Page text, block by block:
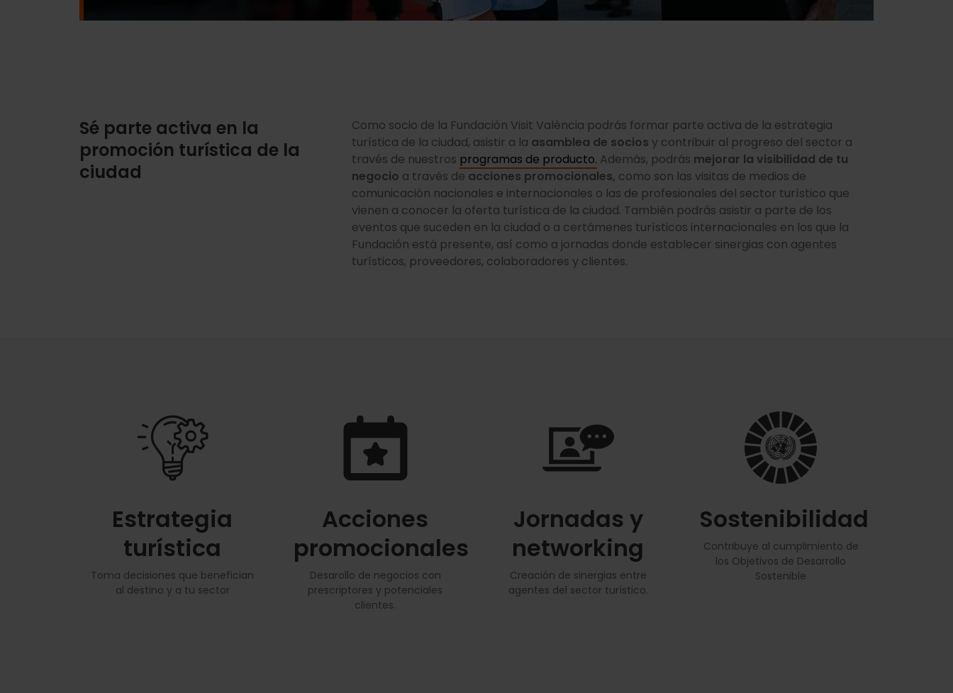
Sé parte activa en la
promoción turística de la
ciudad
Como socio de la Fundación Visit València podrás formar parte activa de la estrategia
turística de la ciudad, asistir a la asamblea de socios y contribuir al progreso del sector a
través de nuestros programas de producto. Además, podrás mejorar la visibilidad de tu
negocio a través de acciones promocionales, como son las visitas de medios de
comunicación nacionales e internacionales o las de profesionales del sector turístico que
vienen a conocer la oferta turística de la ciudad. También podrás asistir a parte de los
eventos que suceden en la ciudad o a certámenes turísticos internacionales en los que la
Fundación está presente, así como a jornadas donde establecer sinergias con agentes
turísticos, proveedores, colaboradores y clientes.
Estrategia
turística
Toma decisiones que benefician
al destino y a tu sector
Acciones
promocionales
Desarollo de negocios con
prescriptores y potenciales
clientes.
Jornadas y
networking
Creación de sinergias entre
agentes del sector turístico.
Sostenibilidad
Contribuye al cumplimiento de
los Objetivos de Desarrollo
Sostenible